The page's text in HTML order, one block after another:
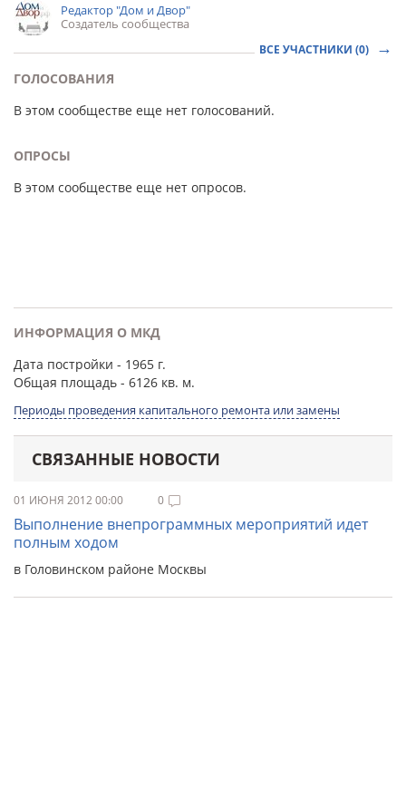
Редактор "Дом и Двор"
Создатель сообщества
ВСЕ УЧАСТНИКИ (0)
ГОЛОСОВАНИЯ
В этом сообществе еще нет голосований.
ОПРОСЫ
В этом сообществе еще нет опросов.
ИНФОРМАЦИЯ О МКД
Дата постройки - 1965 г.
Общая площадь - 6126 кв. м.
Периоды проведения капитального ремонта или замены
СВЯЗАННЫЕ НОВОСТИ
01 ИЮНЯ 2012 00:00 0
Выполнение внепрограммных мероприятий идет
полным ходом
в Головинском районе Москвы